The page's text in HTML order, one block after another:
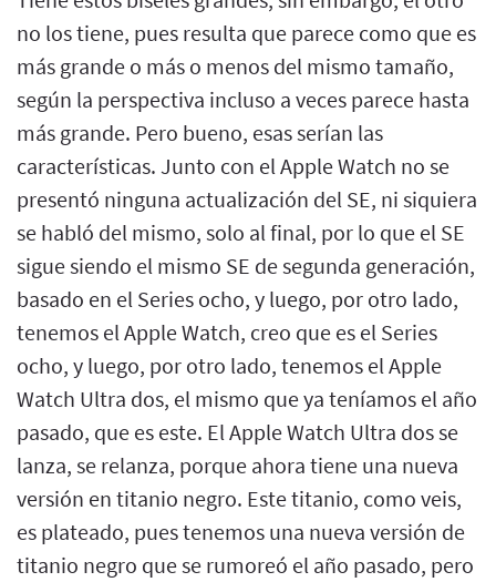
no los tiene, pues resulta que parece como que es
más grande o más o menos del mismo tamaño,
según la perspectiva incluso a veces parece hasta
más grande. Pero bueno, esas serían las
características. Junto con el Apple Watch no se
presentó ninguna actualización del SE, ni siquiera
se habló del mismo, solo al final, por lo que el SE
sigue siendo el mismo SE de segunda generación,
basado en el Series ocho, y luego, por otro lado,
tenemos el Apple Watch, creo que es el Series
ocho, y luego, por otro lado, tenemos el Apple
Watch Ultra dos, el mismo que ya teníamos el año
pasado, que es este. El Apple Watch Ultra dos se
lanza, se relanza, porque ahora tiene una nueva
versión en titanio negro. Este titanio, como veis,
es plateado, pues tenemos una nueva versión de
titanio negro que se rumoreó el año pasado, pero